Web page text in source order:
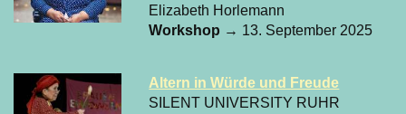
Elizabeth Horlemann
Workshop → 13. September 2025
Altern in Würde und Freude
SILENT UNIVERSITY RUHR